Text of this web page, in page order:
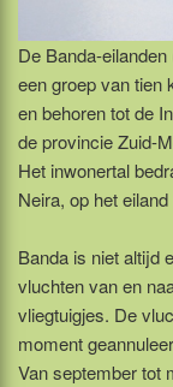
De Banda-
een groep van tien
en behoren tot de
de provincie Zuid-
Het inwonertal
Neira, op het
Banda is niet altijd
vluchten van en
vliegtuigjes. De
moment
Van september tot